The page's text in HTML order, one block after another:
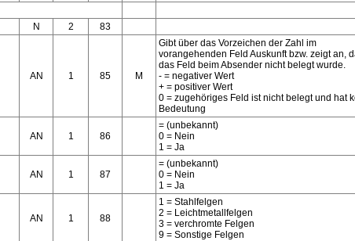
N 2 83
AN 1 85 M
Gibt über das Vorzeichen der Zahl im
vorangehenden Feld Auskunft bzw. zeigt an,
das Feld beim Absender nicht belegt wurde.
- = negativer Wert
+ = positiver Wert
0 = zugehöriges Feld ist nicht belegt und hat
Bedeutung
AN 1 86
= (unbekannt)
0 = Nein
1 = Ja
AN 1 87
= (unbekannt)
0 = Nein
1 = Ja
AN 1 88
1 = Stahlfelgen
2 = Leichtmetallfelgen
3 = verchromte Felgen
9 = Sonstige Felgen